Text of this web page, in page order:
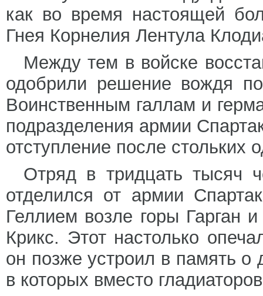
как во время настоящей
Гнея Корнелия Лентула
Между тем в войске
одобрили решение вождя
Воинственным галлам и
подразделения армии
отступление после
Отряд в тридцать тысяч
отделился от армии
Геллием возле горы Гарган
Крикс. Этот настолько
он позже устроил в память о
в которых вместо